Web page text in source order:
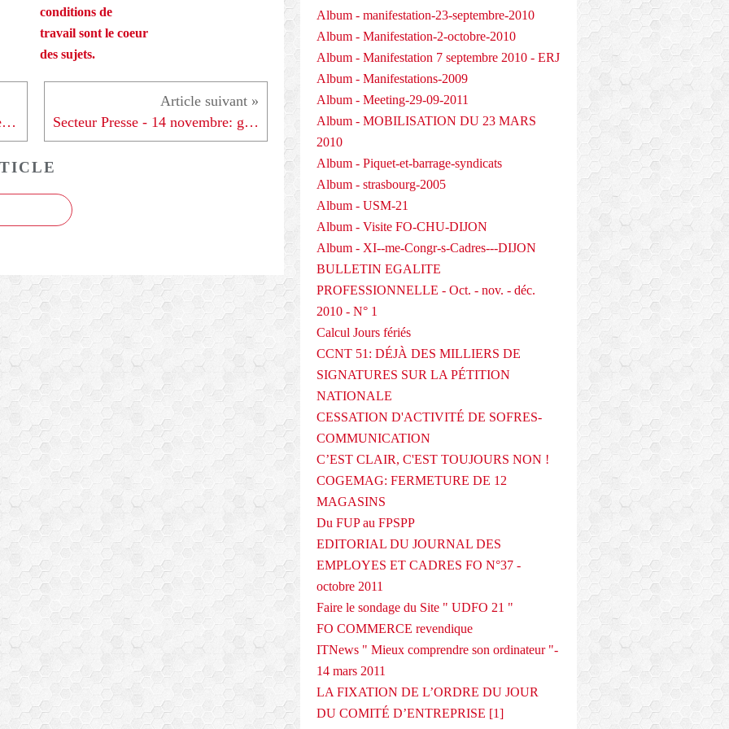
conditions de
travail sont le coeur
des sujets.
Jean-Claude Mailly : " l'écotaxe, c'était mal barré " Secteur Presse - 14 novembre: grève nationale...
Album - manifestation-23-septembre-2010
Album - Manifestation-2-octobre-2010
Album - Manifestation 7 septembre 2010 - ERJ
Album - Manifestations-2009
Album - Meeting-29-09-2011
Album - MOBILISATION DU 23 MARS
2010
Album - Piquet-et-barrage-syndicats
Album - strasbourg-2005
Album - USM-21
Album - Visite FO-CHU-DIJON
Album - XI--me-Congr-s-Cadres---DIJON
BULLETIN EGALITE
PROFESSIONNELLE - Oct. - nov. - déc.
2010 - N° 1
Calcul Jours fériés
CCNT 51: DÉJÀ DES MILLIERS DE
SIGNATURES SUR LA PÉTITION
NATIONALE
CESSATION D'ACTIVITÉ DE SOFRES-
COMMUNICATION
C’EST CLAIR, C'EST TOUJOURS NON !
COGEMAG: FERMETURE DE 12
MAGASINS
Du FUP au FPSPP
EDITORIAL DU JOURNAL DES
EMPLOYES ET CADRES FO N°37 -
octobre 2011
Faire le sondage du Site " UDFO 21 "
FO COMMERCE revendique
ITNews " Mieux comprendre son ordinateur "-
14 mars 2011
LA FIXATION DE L’ORDRE DU JOUR
DU COMITÉ D’ENTREPRISE [1]